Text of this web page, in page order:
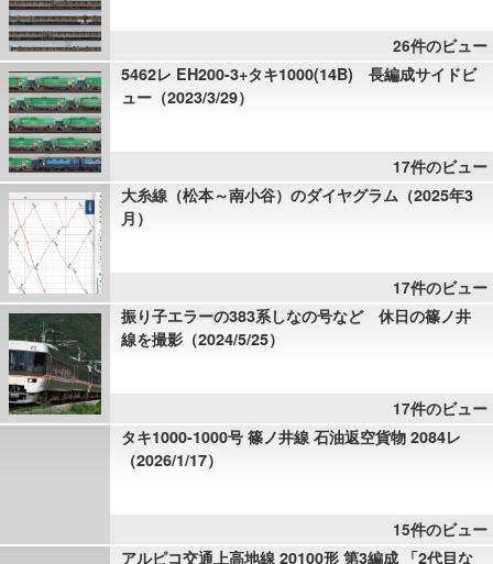
26件のビュー
5462レ EH200-3+タキ1000(14B) 長編成サイドビ
ュー（2023/3/29）
17件のビュー
大糸線（松本～南小谷）のダイヤグラム（2025年3
月）
17件のビュー
振り子エラーの383系しなの号など 休日の篠ノ井
線を撮影（2024/5/25）
17件のビュー
タキ1000-1000号 篠ノ井線 石油返空貨物 2084レ
（2026/1/17）
15件のビュー
アルピコ交通上高地線 20100形 第3編成 「2代目な